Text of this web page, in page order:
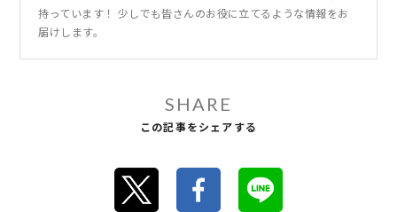
持っています！ 少しでも皆さんのお役に立てるような情報をお
届けします。
SHARE
この記事をシェアする